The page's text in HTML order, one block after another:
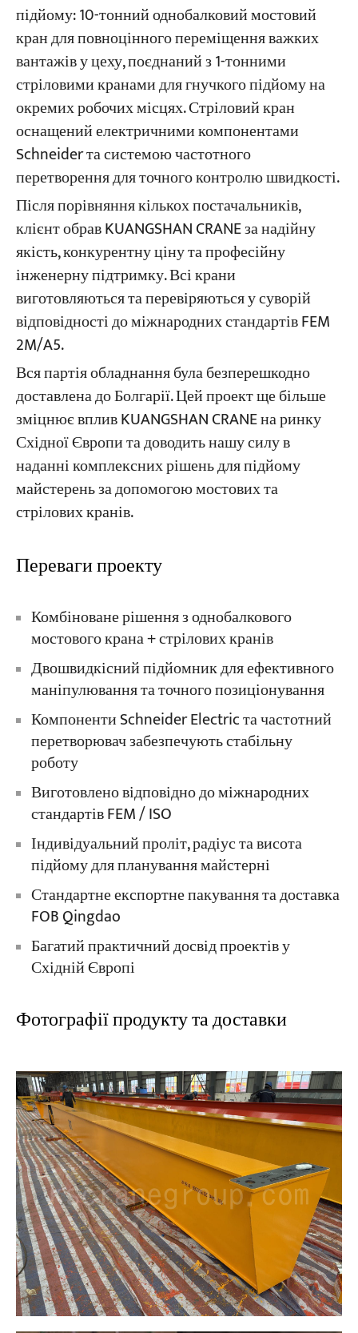
підйому: 10-тонний однобалковий мостовий
кран для повноцінного переміщення важких
вантажів у цеху, поєднаний з 1-тонними
стріловими кранами для гнучкого підйому на
окремих робочих місцях. Стріловий кран
оснащений електричними компонентами
Schneider та системою частотного
перетворення для точного контролю швидкості.
Після порівняння кількох постачальників,
клієнт обрав KUANGSHAN CRANE за надійну
якість, конкурентну ціну та професійну
інженерну підтримку. Всі крани
виготовляються та перевіряються у суворій
відповідності до міжнародних стандартів FEM
2M/A5.
Вся партія обладнання була безперешкодно
доставлена до Болгарії. Цей проект ще більше
зміцнює вплив KUANGSHAN CRANE на ринку
Східної Європи та доводить нашу силу в
наданні комплексних рішень для підйому
майстерень за допомогою мостових та
стрілових кранів.
Переваги проекту
Комбіноване рішення з однобалкового
мостового крана + стрілових кранів
Двошвидкісний підйомник для ефективного
маніпулювання та точного позиціонування
Компоненти Schneider Electric та частотний
перетворювач забезпечують стабільну
роботу
Виготовлено відповідно до міжнародних
стандартів FEM / ISO
Індивідуальний проліт, радіус та висота
підйому для планування майстерні
Стандартне експортне пакування та доставка
FOB Qingdao
Багатий практичний досвід проектів у
Східній Європі
Фотографії продукту та доставки